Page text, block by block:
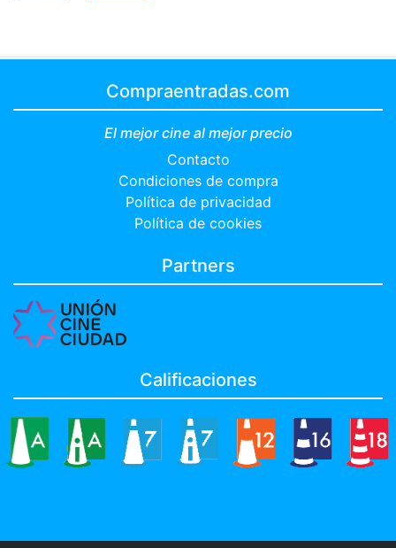
Compraentradas.com
El mejor cine al mejor precio
Contacto
Condiciones de compra
Política de privacidad
Política de cookies
Partners
Calificaciones